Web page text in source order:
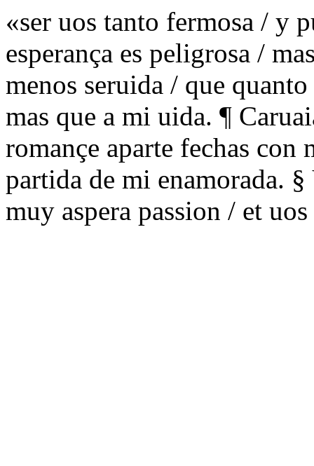
«ser uos tanto fermosa / y
esperança es peligrosa /
menos seruida / que
mas que a mi uida. ¶
romançe aparte fechas
partida de mi enamorada.
muy aspera passion / et